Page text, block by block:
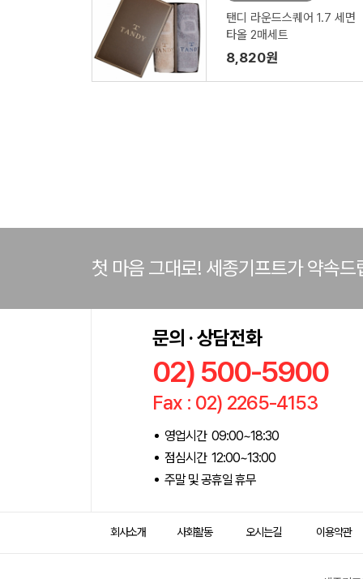
탠디 라운드스퀘어 1.7 세면
타올 2매세트
8,820원
첫 마음 그대로! 세종기프트가 약속드
문의 · 상담전화
02) 500-5900
Fax : 02) 2265-4153
영업시간 09:00~18:30
점심시간 12:00~13:00
주말 및 공휴일 휴무
회사소개 사회활동 오시는길 이용약관